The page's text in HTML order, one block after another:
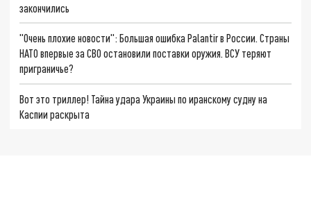
закончились
"Очень плохие новости": Большая ошибка Palantir в России. Страны
НАТО впервые за СВО остановили поставки оружия. ВСУ теряют
приграничье?
Вот это триллер! Тайна удара Украины по иранскому судну на
Каспии раскрыта